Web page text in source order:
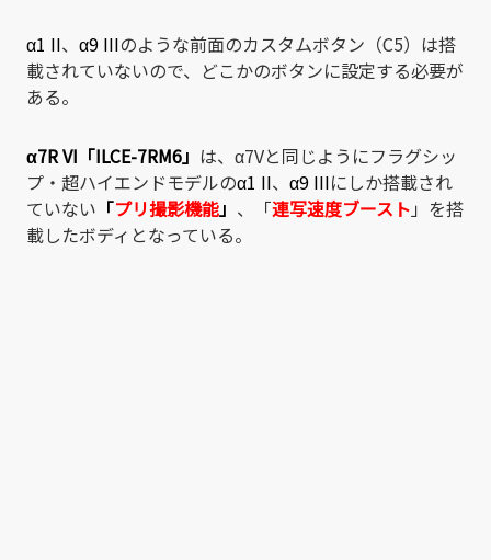
α1 II、 α9 IIIのような前面のカスタムボタン（C5）は搭
載されていないので、どこかのボタンに設定する必要が
ある。
α7R VI「ILCE-7RM6」 は、α7Vと同じようにフラグシッ
プ・超ハイエンドモデルのα1 II、 α9 IIIにしか搭載され
ていない 「プリ撮影機能」 、「連写速度ブースト 」を搭
載したボディとなっている。